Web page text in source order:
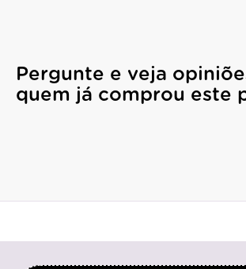
Pergunte e veja
quem já comprou este